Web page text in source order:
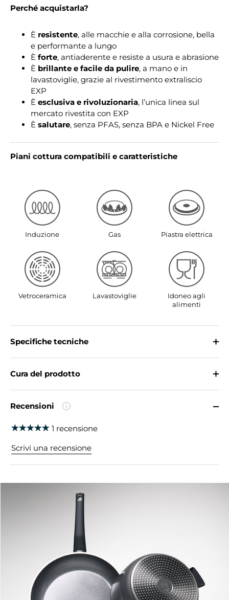
Perché acquistarla?
È resistente, alle macchie e alla corrosione, bella
e performante a lungo
È forte, antiaderente e resiste a usura e abrasione
È brillante e facile da pulire, a mano e in
lavastoviglie, grazie al rivestimento extraliscio
EXP
È esclusiva e rivoluzionaria, l’unica linea sul
mercato rivestita con EXP
È salutare, senza PFAS, senza BPA e Nickel Free
Piani cottura compatibili e caratteristiche
Induzione Gas Piastra elettrica
Vetroceramica Lavastoviglie
Idoneo agli
alimenti
Specifiche tecniche
Cura del prodotto
Recensioni
1 recensione
Scrivi una recensione